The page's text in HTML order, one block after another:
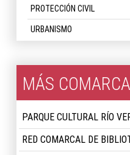
PROTECCIÓN CIVIL
URBANISMO
MÁS COMARCA
PARQUE CULTURAL RÍO
RED COMARCAL DE